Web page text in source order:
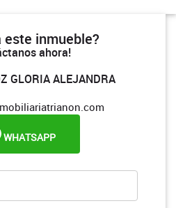
este inmueble?
ahora!
GLORIA ALEJANDRA
WHATSAPP